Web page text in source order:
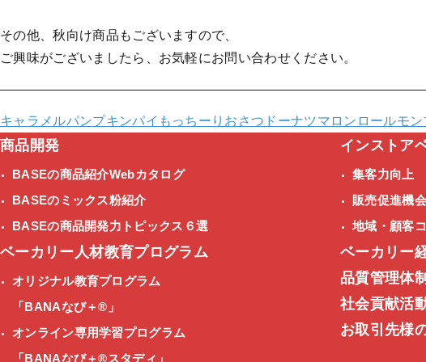
その他、秋向け商品もございますので、
ご興味がございましたら、お気軽にお問い合わせください。
キャラメルパンプキンパイ もっちーりおさつドーナツマロンロールモン
商品開発
BASEの商品紹介Webカタログ
BASEのミックス粉紹介
BASEの商品開発力トピックス６選
ベーカリー人材教育プログラム
オリジナル教育プログラム
「BANAなび＋®」
オンライン専用学習プログラム
「BANAなび＋®スタディ」
インストア
集客力向上
販売促進機
地域・顧客
ベーカリー
品質管理体制
社会貢献活
お取引先様